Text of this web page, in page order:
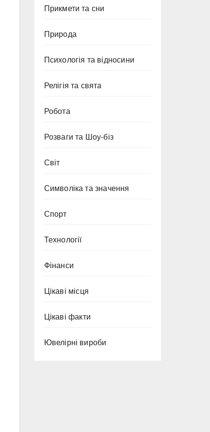
Прикмети та сни
Природа
Психологія та відносини
Релігія та свята
Робота
Розваги та Шоу-біз
Світ
Символіка та значення
Спорт
Технології
Фінанси
Цікаві місця
Цікаві факти
Ювелірні вироби